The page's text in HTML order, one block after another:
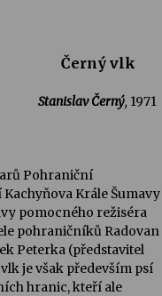
Černý vlk
Stanislav Černý, 1971
Pohraniční
Krále Šumavy
pomocného režiséra
pohraničníků Radovan
Peterka (představitel
je však především psí
hranic, kteří ale